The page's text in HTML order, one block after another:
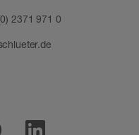
2371 971 0
PinterestLinkedin